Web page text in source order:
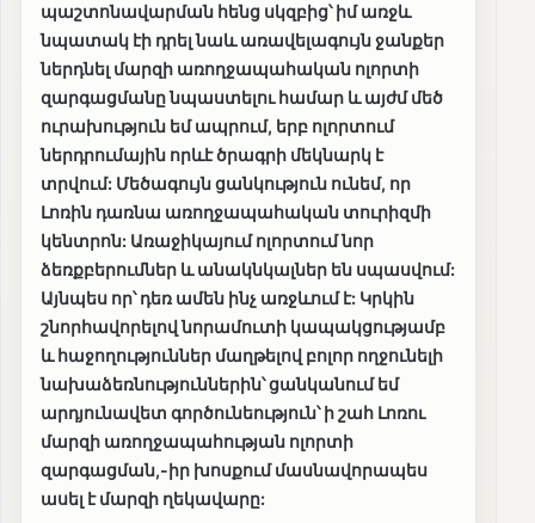
պաշտոնավարման հենց սկզբից՝ իմ առջև
նպատակ էի դրել նաև առավելագույն ջանքեր
ներդնել մարզի առողջապահական ոլորտի
զարգացմանը նպաստելու համար և այժմ մեծ
ուրախություն եմ ապրում, երբ ոլորտում
ներդրումային որևէ ծրագրի մեկնարկ է
տրվում: Մեծագույն ցանկություն ունեմ, որ
Լոռին դառնա առողջապահական տուրիզմի
կենտրոն: Առաջիկայում ոլորտում նոր
ձեռքբերումներ և անակնկալներ են սպասվում:
Այնպես որ՝ դեռ ամեն ինչ առջևում է: Կրկին
շնորհավորելով նորամուտի կապակցությամբ
և հաջողություններ մաղթելով բոլոր ողջունելի
նախաձեռնություններին՝ ցանկանում եմ
արդյունավետ գործունեություն՝ ի շահ Լոռու
մարզի առողջապահության ոլորտի
զարգացման,-իր խոսքում մասնավորապես
ասել է մարզի ղեկավարը: